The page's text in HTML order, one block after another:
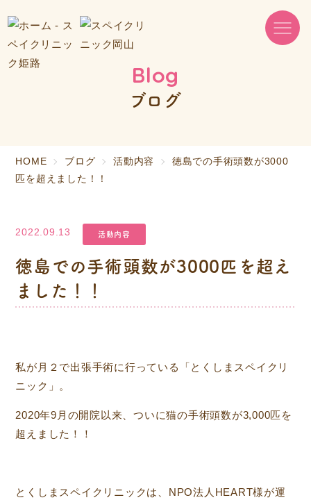
Blog
ブログ
HOME ブログ 活動内容
徳島での手術頭数が3000
匹を超えました！！
2022.09.13 活動内容
徳島での手術頭数が3000匹を超え
ました！！
私が月２で出張手術に行っている「とくしまスペイクリ
ニック」。
2020年9月の開院以来、ついに猫の手術頭数が3,000匹を
超えました！！
とくしまスペイクリニックは、NPO法人HEART様が運